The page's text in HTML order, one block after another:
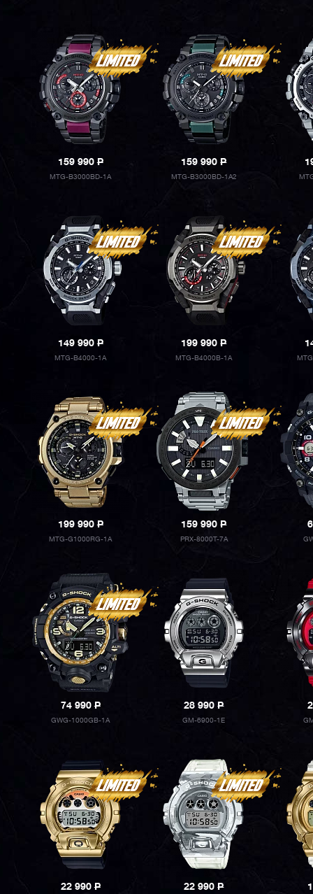
159 990P
MTG-B3000BD-1A
159 990P
MTG-B3000BD-1A2
149 990P
MTG-B4000-1A
199 990P
MTG-B4000B-1A
199 990P
MTG-G1000RG-1A
159 990P
PRX-8000T-7A
74 990P
GWG-1000GB-1A
28 990P
GM-6900-1E
22 990P 22 990P